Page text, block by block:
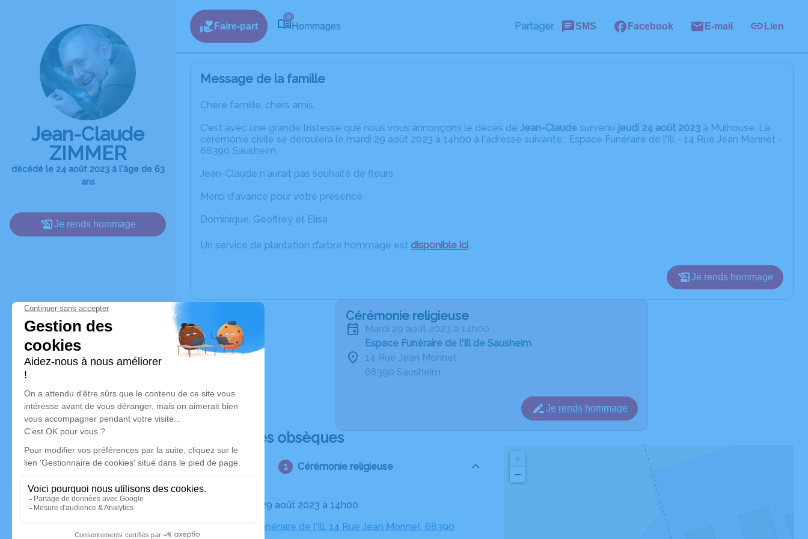
Jean-Claude
ZIMMER
décédé le 24 août 2023 à l'âge de 63
ans
Je rends hommage
Faire-part
30
Hommages Partager SMS Facebook E-mail Lien
Message de la famille
Chère famille, chers amis,
C'est avec une grande tristesse que nous vous annonçons le décès de Jean-Claude survenu jeudi 24 août 2023 à Mulhouse. La
cérémonie civile se déroulera le mardi 29 août 2023 à 14h00 à l'adresse suivante : Espace Funéraire de l'Ill - 14 Rue Jean Monnet -
68390 Sausheim.
Jean-Claude n'aurait pas souhaité de fleurs.
Merci d'avance pour votre présence
Dominique, Geoffrey et Elisa
Un service de plantation d’arbre hommage est disponible ici.
Je rends hommage
Cérémonie religieuse
mardi 29 août 2023 à 14h00
Espace Funéraire de l'Ill de Sausheim
14 Rue Jean Monnet
68390 Sausheim
Je rends hommage
Déroulé des obsèques
Cérémonie religieuse
Le mardi 29 août 2023 à 14h00
Espace Funéraire de l'Ill, 14 Rue Jean Monnet, 68390
−